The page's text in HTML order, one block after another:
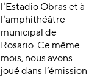
l’Estadio Obras et à
l’amphithéâtre
municipal de
Rosario. Ce même
mois, nous avons
joué dans l’émission